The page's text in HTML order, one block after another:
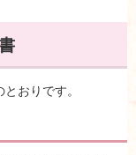
おりです。